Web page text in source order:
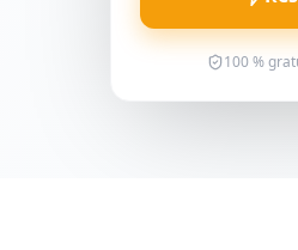
100 %